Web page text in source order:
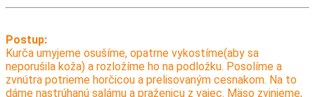
Postup:
Kurča umyjeme osušíme, opatrne vykostíme(aby sa
neporušila koža) a rozložíme ho na podložku. Posolíme a
zvnútra potrieme horčicou a prelisovaným cesnakom. Na to
dáme nastrúhanú salámu a praženicu z vajec. Mäso zvinieme,